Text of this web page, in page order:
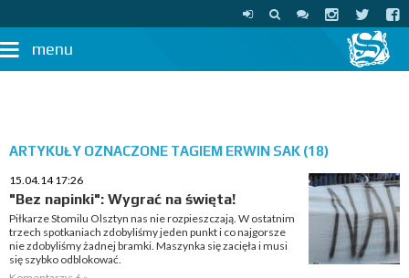
menu
ARTYKUŁY OZNACZONE TAGIEM ERWIN SAK (18)
15.04.14 17:26
"Bez napinki": Wygrać na święta!
Piłkarze Stomilu Olsztyn nas nie rozpieszczają. W ostatnim
trzech spotkaniach zdobyliśmy jeden punkt i co najgorsze
nie zdobyliśmy żadnej bramki. Maszynka się zacięła i musi
się szybko odblokować.